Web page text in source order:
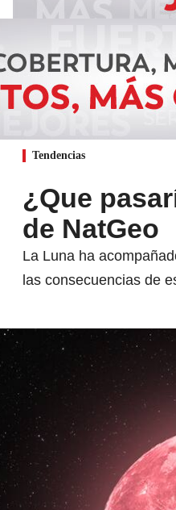
Tendencias
¿Que
de NatGeo
La Luna ha
las consecuencias de